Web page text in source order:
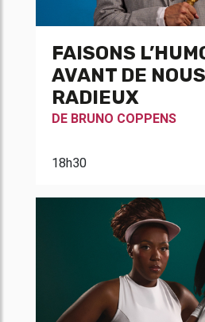
FAISONS
AVANT DE
RADIEUX
DE BRUNO COPPENS
18h30